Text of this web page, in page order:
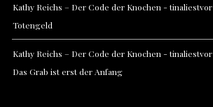
Kathy Reichs – Der Code der Knochen - tinaliestvor
Totengeld
Kathy Reichs – Der Code der Knochen - tinaliestvor
Das Grab ist erst der Anfang